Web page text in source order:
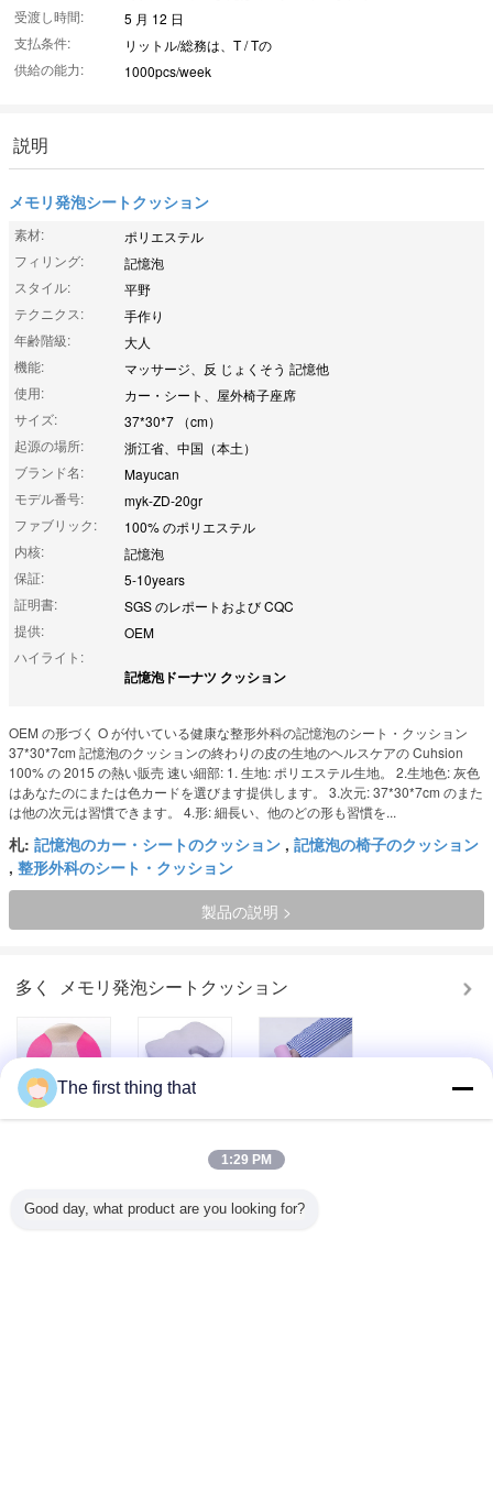
受渡し時間:
5 月 12 日
支払条件:
リットル/総務は、T / Tの
供給の能力:
1000pcs/week
説明
メモリ発泡シートクッション
素材:
ポリエステル
フィリング:
記憶泡
スタイル:
平野
テクニクス:
手作り
年齢階級:
大人
機能:
マッサージ、反 じょくそう 記憶他
使用:
カー・シート、屋外椅子座席
サイズ:
37*30*7 （cm）
起源の場所:
浙江省、中国（本土）
ブランド名:
Mayucan
モデル番号:
myk-ZD-20gr
ファブリック:
100% のポリエステル
内核:
記憶泡
保証:
5-10years
証明書:
SGS のレポートおよび CQC
提供:
OEM
ハイライト:
記憶泡ドーナツ クッション
OEM の形づく O が付いている健康な整形外科の記憶泡のシート・クッション
37*30*7cm 記憶泡のクッションの終わりの皮の生地のヘルスケアの Cuhsion
100% の 2015 の熱い販売 速い細部: 1. 生地: ポリエステル生地。 2.生地色: 灰色
はあなたのにまたは色カードを選びます提供します。 3.次元: 37*30*7cm のまた
は他の次元は習慣できます。 4.形: 細長い、他のどの形も習慣を...
札: 記憶泡のカー・シートのクッション , 記憶泡の椅子のクッション
, 整形外科のシート・クッション
製品の説明 >
多く メモリ発泡シートクッション
情報通の骨盤の記
記憶泡の整形外科
455x360x60/70 は
刺繍を支えます
りのパッド
尾骨のカー・シー
トのための整形外
寝たきりの忍耐強
い医学のクッショ
高密度記憶泡のク
ッションの尾骨の
The first thing that
1:29 PM
Good day, what product are you looking for?